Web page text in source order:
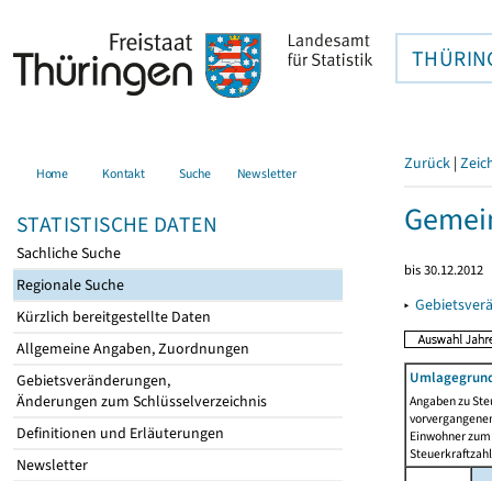
Home Kontakt Suche Newsletter
STATISTISCHE DATEN
Sachliche Suche
Regionale Suche
Kürzlich bereitgestellte Daten
Allgemeine Angaben, Zuordnungen
Gebietsveränderungen,
Änderungen zum Schlüsselverzeichnis
Definitionen und Erläuterungen
Newsletter
Zurück |
bis 30.12.2012
▸
Angaben zu
Einwohner